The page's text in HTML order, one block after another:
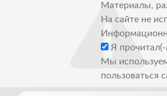
Материалы,
На сайте не
Я прочитал(-
Мы
пользоваться